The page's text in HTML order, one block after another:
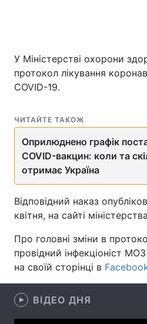
Головна
Економіка
Спорт
Техно і зв'язок
Зброя
Цікавинки
Лонгріди
У Міністерстві охорони
протокол лікування
COVID-19.
ЧИТАЙТЕ ТАКОЖ
Оприлюднено графік
COVID-вакцин: коли та
отримає Україна
Відповідний наказ
квітня, на сайті
Про головні зміни в
провідний інфекціоніст
на своїй сторінці в
ВІДЕО ДНЯ